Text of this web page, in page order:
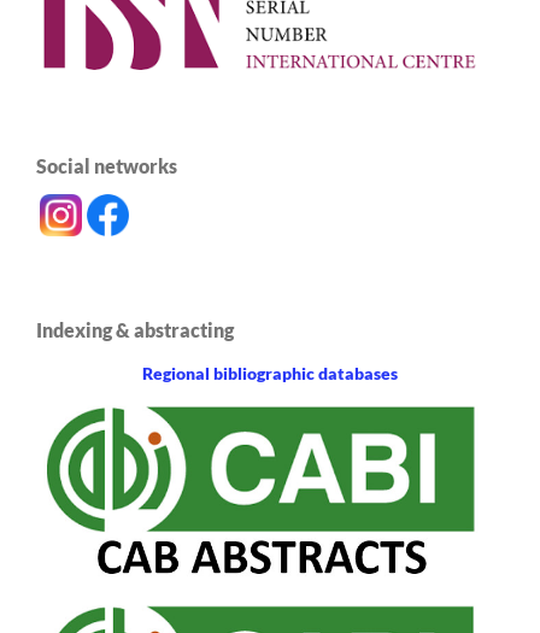
Social networks
Indexing & abstracting
Regional bibliographic databases